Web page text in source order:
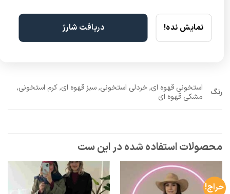
رنگ
استخونی قهوه ای, خردلی استخونی, سبز قهوه ای, کرم استخونی,
مشکی قهوه ای
حراج!
نمایش نده! دریافت شارژ